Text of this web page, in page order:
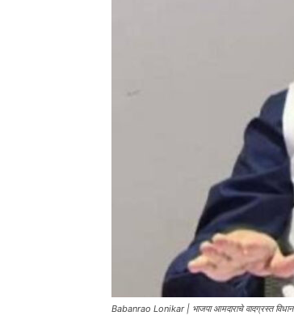
Babanrao Lonikar | भाजपा आमदाराचे वादग्रस्त विधान